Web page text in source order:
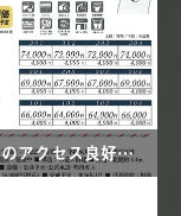
厚木市の一棟売りアパート 新築 都市へのアクセス良好 劣化対策等級３級取得予定 １K×１２戸 浴室乾燥機